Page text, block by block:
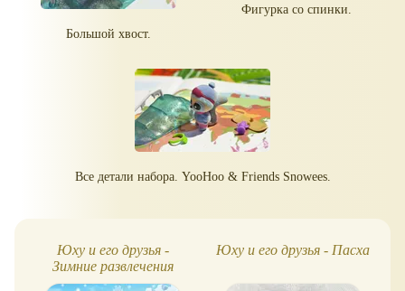
Большой хвост.
Фигурка со спинки.
Все детали набора. YooHoo & Friends Snowees.
Юху и его друзья -
Зимние развлечения
Юху и его друзья - Пасха